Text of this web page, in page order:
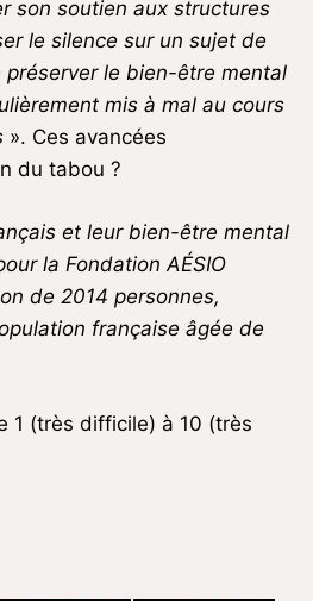
son soutien aux structures
le silence sur un sujet de
le bien-être mental
mis à mal au cours
». Ces avancées
du tabou ?
et leur bien-être mental
la Fondation AÉSIO
de 2014 personnes,
française âgée de
1 (très difficile) à 10 (très